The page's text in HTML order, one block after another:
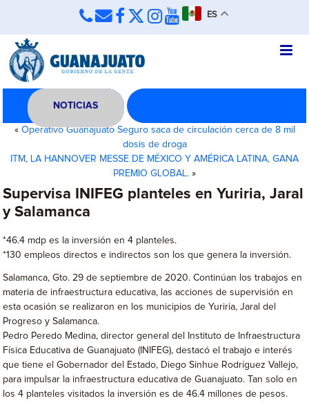
ES
NOTICIAS
« Operativo Guanajuato Seguro saca de circulación cerca de 8 mil
dosis de droga
ITM, LA HANNOVER MESSE DE MÉXICO Y AMÉRICA LATINA, GANA
PREMIO GLOBAL. »
Supervisa INIFEG planteles en Yuriria, Jaral
y Salamanca
*46.4 mdp es la inversión en 4 planteles.
*130 empleos directos e indirectos son los que genera la inversión.
Salamanca, Gto. 29 de septiembre de 2020. Continúan los trabajos en
materia de infraestructura educativa, las acciones de supervisión en
esta ocasión se realizaron en los municipios de Yuriria, Jaral del
Progreso y Salamanca.
Pedro Peredo Medina, director general del Instituto de Infraestructura
Física Educativa de Guanajuato (INIFEG), destacó el trabajo e interés
que tiene el Gobernador del Estado, Diego Sinhue Rodríguez Vallejo,
para impulsar la infraestructura educativa de Guanajuato. Tan solo en
los 4 planteles visitados la inversión es de 46.4 millones de pesos.